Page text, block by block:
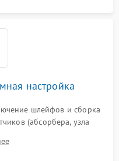
настройка
шлейфов и сборка
(абсорбера, узла
и программная
сканера.